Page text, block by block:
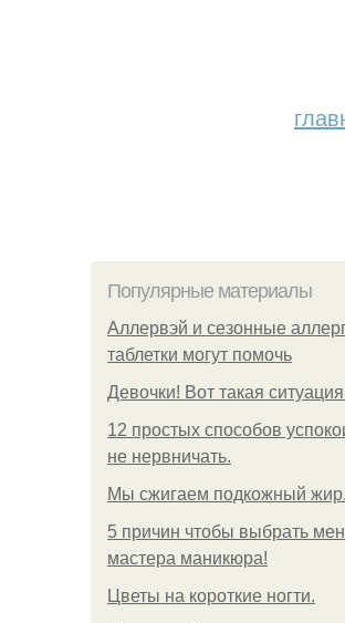
Популярные материалы
Аллервэй и сезонные
таблетки могут помочь
Девочки! Вот такая
12 простых способов
не нервничать.
Мы сжигаем подкожный жир.
5 причин чтобы выбрать
мастера маникюра!
Цветы на короткие ногти.